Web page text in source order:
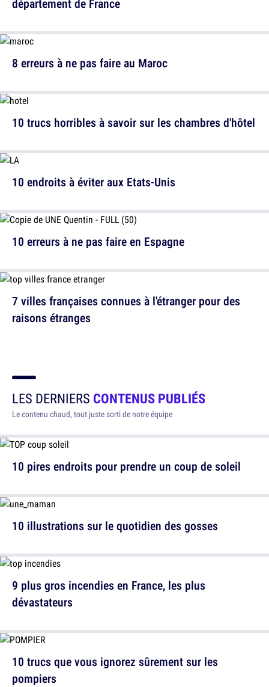
8 erreurs à ne pas faire au Maroc
10 endroits à éviter aux Etats-Unis
7 villes françaises connues à l'étranger pour des
raisons étranges
10 trucs horribles à savoir sur les chambres d'hôtel
10 erreurs à ne pas faire en Espagne
LES DERNIERS CONTENUS PUBLIÉS
Le contenu chaud, tout juste sorti de notre équipe
10 pires endroits pour prendre un coup de soleil
9 plus gros incendies en France, les plus
dévastateurs
10 illustrations sur le quotidien des gosses
10 trucs que vous ignorez sûrement sur les
pompiers